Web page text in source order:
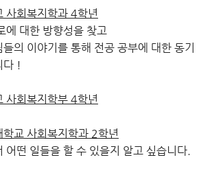
사회복지학과 4학년
에 대한 방향성을 찾고
의 이야기를 통해 전공 공부에 대한 동기
다 !
사회복지학부 4학년
교 사회복지학과 2학년
어떤 일들을 할 수 있을지 알고 싶습니다.